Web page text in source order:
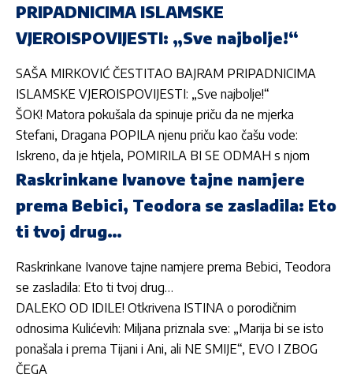
PRIPADNICIMA ISLAMSKE
VJEROISPOVIJESTI: „Sve najbolje!“
SAŠA MIRKOVIĆ ČESTITAO BAJRAM PRIPADNICIMA
ISLAMSKE VJEROISPOVIJESTI: „Sve najbolje!“
ŠOK! Matora pokušala da spinuje priču da ne mjerka
Stefani, Dragana POPILA njenu priču kao čašu vode:
Iskreno, da je htjela, POMIRILA BI SE ODMAH s njom
Raskrinkane Ivanove tajne namjere
prema Bebici, Teodora se zasladila: Eto
ti tvoj drug…
Raskrinkane Ivanove tajne namjere prema Bebici, Teodora
se zasladila: Eto ti tvoj drug…
DALEKO OD IDILE! Otkrivena ISTINA o porodičnim
odnosima Kulićevih: Miljana priznala sve: „Marija bi se isto
ponašala i prema Tijani i Ani, ali NE SMIJE“, EVO I ZBOG
ČEGA